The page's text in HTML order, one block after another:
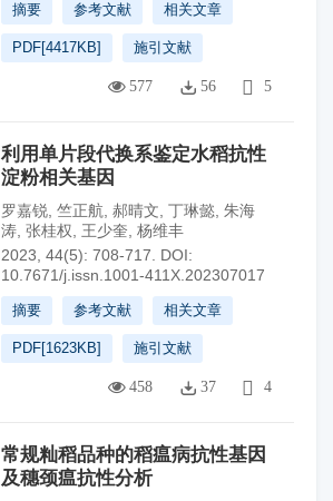
摘要 参考文献 相关文章
PDF[4417KB] 施引文献
577 56 5
利用单片段代换系鉴定水稻抗性
淀粉相关基因
罗嘉锐 竺正航 郝晴文 丁琳懿 朱海
涛 张桂权 王少奎 杨维丰
2023, 44(5): 708-717.
DOI:
10.7671/j.issn.1001-411X.202307017
摘要 参考文献 相关文章
PDF[1623KB] 施引文献
458 37 4
常规籼稻品种的稻瘟病抗性基因
及穗颈瘟抗性分析